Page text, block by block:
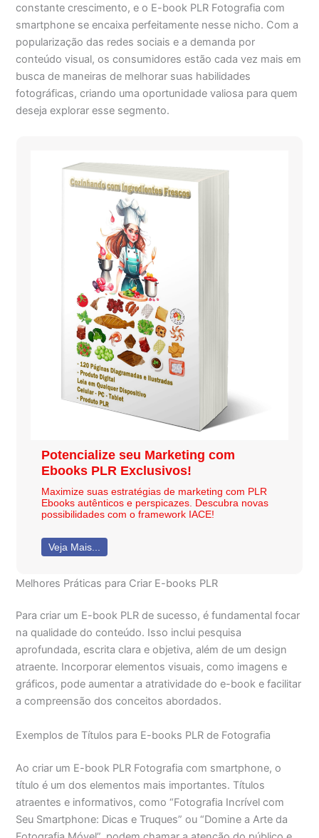
constante crescimento, e o E-book PLR Fotografia com
smartphone se encaixa perfeitamente nesse nicho. Com a
popularização das redes sociais e a demanda por
conteúdo visual, os consumidores estão cada vez mais em
busca de maneiras de melhorar suas habilidades
fotográficas, criando uma oportunidade valiosa para quem
deseja explorar esse segmento.
Potencialize seu Marketing com
Ebooks PLR Exclusivos!
Maximize suas estratégias de marketing com PLR
Ebooks autênticos e perspicazes. Descubra novas
possibilidades com o framework IACE!
Veja Mais...
Melhores Práticas para Criar E-books PLR
Para criar um E-book PLR de sucesso, é fundamental focar
na qualidade do conteúdo. Isso inclui pesquisa
aprofundada, escrita clara e objetiva, além de um design
atraente. Incorporar elementos visuais, como imagens e
gráficos, pode aumentar a atratividade do e-book e facilitar
a compreensão dos conceitos abordados.
Exemplos de Títulos para E-books PLR de Fotografia
Ao criar um E-book PLR Fotografia com smartphone, o
título é um dos elementos mais importantes. Títulos
atraentes e informativos, como “Fotografia Incrível com
Seu Smartphone: Dicas e Truques” ou “Domine a Arte da